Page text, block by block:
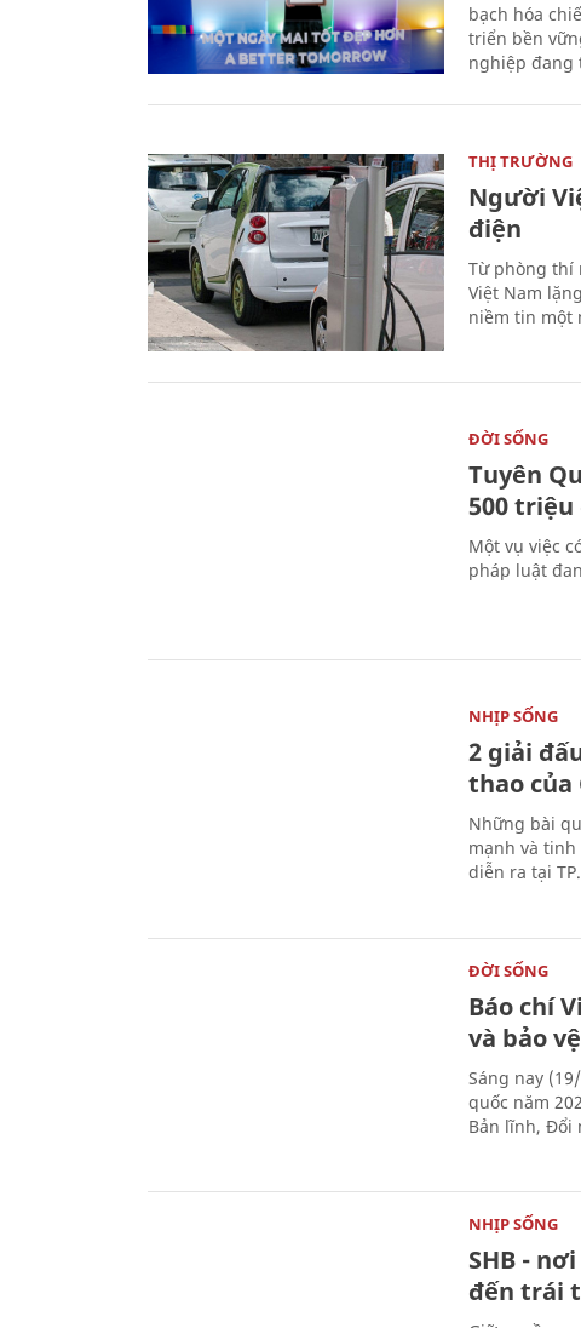
bạch hóa
triển bền
nghiệp đang
THỊ TRƯỜNG
Người
điện
Từ phòng thí
Việt Nam
niềm tin một
ĐỜI SỐNG
Tuyên
500 triệu
Một vụ việc
pháp luật
NHỊP SỐNG
2 giải
thao của
Những bài
mạnh và
diễn ra tại
ĐỜI SỐNG
Báo chí
và bảo
Sáng nay
quốc năm
Bản lĩnh, Đổi
NHỊP SỐNG
SHB -
đến trái